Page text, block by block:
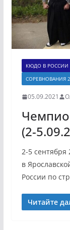
КЮДО В РОССИИ
СОРЕВНОВАНИЯ
05.09.2021
(2-
2-5 сентября
в
России по
Читайте